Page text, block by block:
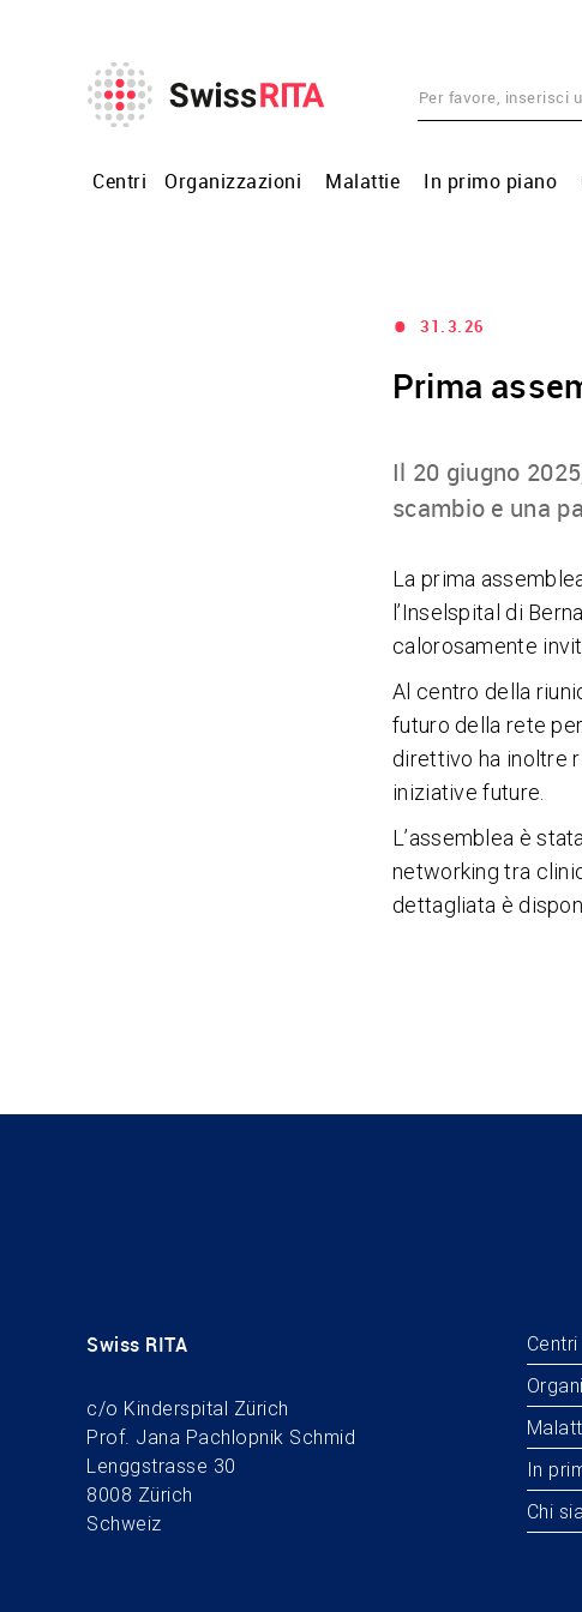
Centri Organizzazioni Malattie In primo piano
• 31.3.26
Prima
Il 20 giugno
scambio e una
La prima
l’Inselspital di
calorosamente
Al centro della
futuro della rete
direttivo ha inoltre
iniziative future.
L’assemblea è
networking tra
dettagliata è
Swiss RITA
c/o Kinderspital Zürich
Prof. Jana Pachlopnik Schmid
Lenggstrasse 30
8008 Zürich
Schweiz
Centri
In
Chi